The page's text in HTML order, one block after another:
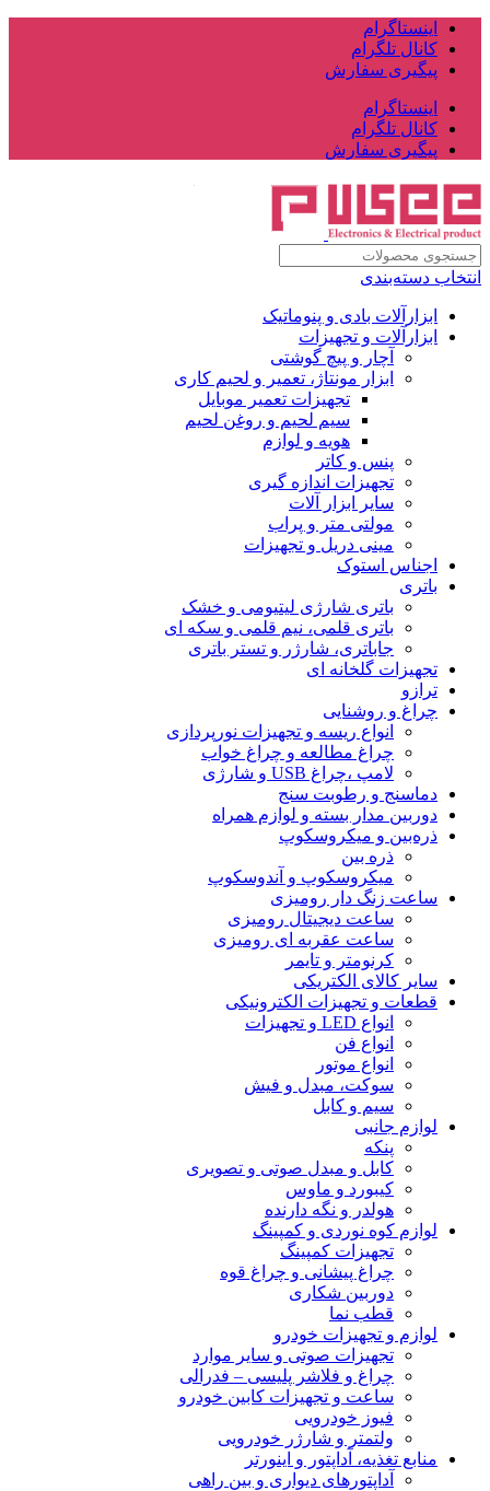
اینستاگرام
کانال تلگرام
پیگیری سفارش
اینستاگرام
کانال تلگرام
پیگیری سفارش
انتخاب دسته‌بندی
ابزارآلات بادی و پنوماتیک
ابزارآلات و تجهیزات
آچار و پیچ گوشتی
ابزار مونتاژ، تعمیر و لحیم کاری
تجهیزات تعمیر موبایل
سیم لحیم و روغن لحیم
هویه و لوازم
پنس و کاتر
تجهیزات اندازه گیری
سایر ابزار آلات
مولتی متر و پراب
مینی دریل و تجهیزات
اجناس استوک
باتری
باتری شارژی لیتیومی و خشک
باتری قلمی، نیم قلمی و سکه ای
جاباتری، شارژر و تستر باتری
تجهیزات گلخانه ای
ترازو
چراغ و روشنایی
انواع ریسه و تجهیزات نورپردازی
چراغ مطالعه و چراغ خواب
لامپ ،چراغ USB و شارژی
دماسنج و رطوبت سنج
دوربین مدار بسته و لوازم همراه
ذره‌بین و میکروسکوپ
ذره بین
میکروسکوپ و آندوسکوپ
ساعت زنگ دار رومیزی
ساعت دیجیتال رومیزی
ساعت عقربه ای رومیزی
کرنومتر و تایمر
سایر کالای الکتریکی
قطعات و تجهیزات الکترونیکی
انواع LED و تجهیزات
انواع فن
انواع موتور
سوکت، مبدل و فیش
سیم و کابل
لوازم جانبی
پنکه
کابل و مبدل صوتی و تصویری
کیبورد و ماوس
هولدر و نگه دارنده
لوازم کوه نوردی و کمپینگ
تجهیزات کمپینگ
چراغ پیشانی و چراغ قوه
دوربین شکاری
قطب نما
لوازم و تجهیزات خودرو
تجهیزات صوتی و سایر موارد
چراغ و فلاشر پلیسی – فدرالی
ساعت و تجهیزات کابین خودرو
فیوز خودرویی
ولتمتر و شارژر خودرویی
منابع تغذیه، آداپتور و اینورتر
آداپتورهای دیواری و بین راهی